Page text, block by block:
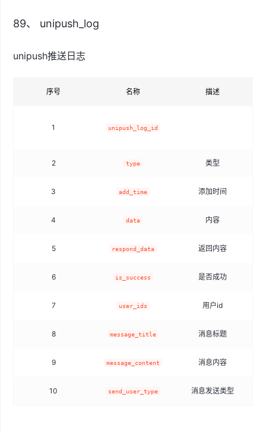
89、 unipush_log
unipush推送日志
序号 名称 描述
1 unipush_log_id
2 type 类型
3 add_time 添加时间
4 data 内容
5 respond_data 返回内容
6 is_success 是否成功
7 user_ids 用户id
8 message_title 消息标题
9 message_content 消息内容
10 send_user_type 消息发送类型